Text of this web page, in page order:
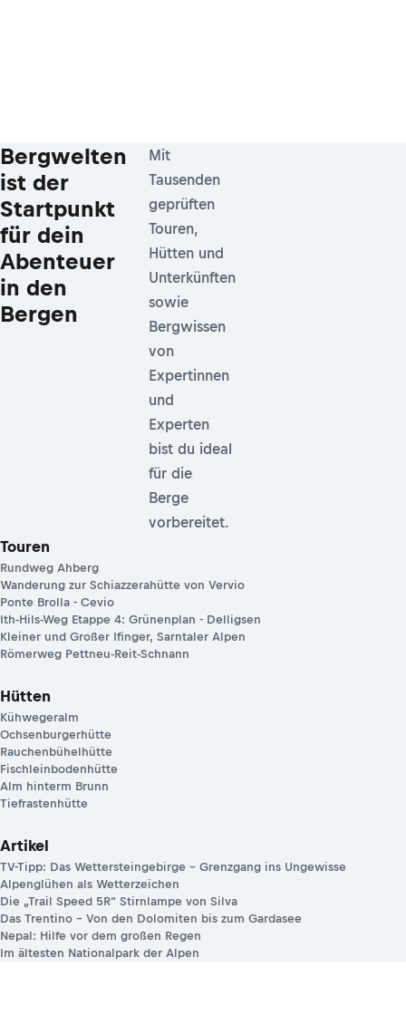
Bergwelten
ist der
Startpunkt
für dein
Abenteuer
in den
Bergen
Mit
Tausenden
geprüften
Touren,
Hütten und
Unterkünften
sowie
Bergwissen
von
Expertinnen
und
Experten
bist du ideal
für die
Berge
vorbereitet.
Touren
Rundweg Ahberg
Wanderung zur Schiazzerahütte von Vervio
Ponte Brolla - Cevio
Ith-Hils-Weg Etappe 4: Grünenplan - Delligsen
Kleiner und Großer Ifinger, Sarntaler Alpen
Römerweg Pettneu-Reit-Schnann
Hütten
Kühwegeralm
Ochsenburgerhütte
Rauchenbühelhütte
Fischleinbodenhütte
Alm hinterm Brunn
Tiefrastenhütte
Artikel
TV-Tipp: Das Wettersteingebirge – Grenzgang ins Ungewisse
Alpenglühen als Wetterzeichen
Die „Trail Speed 5R“ Stirnlampe von Silva
Das Trentino – Von den Dolomiten bis zum Gardasee
Nepal: Hilfe vor dem großen Regen
Im ältesten Nationalpark der Alpen